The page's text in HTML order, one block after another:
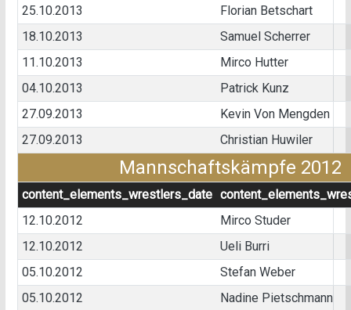
25.10.2013
Florian Betschart
18.10.2013
Samuel Scherrer
11.10.2013
Mirco Hutter
04.10.2013
Patrick Kunz
27.09.2013
Kevin Von Mengden
27.09.2013
Christian Huwiler
Mannschaftskämpfe 2012
content_elements_wrestlers_date
12.10.2012
Mirco Studer
12.10.2012
Ueli Burri
05.10.2012
Stefan Weber
05.10.2012
Nadine Pietschmann